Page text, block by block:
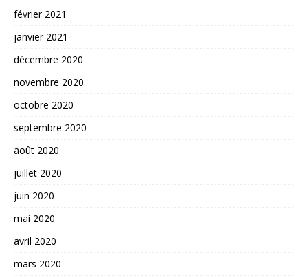
février 2021
janvier 2021
décembre 2020
novembre 2020
octobre 2020
septembre 2020
août 2020
juillet 2020
juin 2020
mai 2020
avril 2020
mars 2020